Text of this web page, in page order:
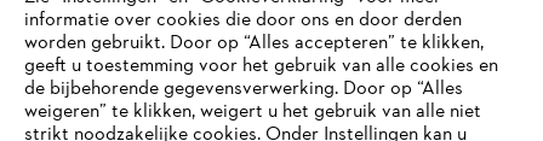
Contact
JE BROWSER WORDT NIET
ONDERSTEUND
Je gebruikt een browser die we nog niet ondersteunen. Om
informatie over cookies die door ons en door derden
worden gebruikt. Door op “Alles accepteren” te klikken,
geeft u toestemming voor het gebruik van alle cookies en
de bijbehorende gegevensverwerking. Door op “Alles
weigeren” te klikken, weigert u het gebruik van alle niet
strikt noodzakelijke cookies. Onder Instellingen kan u